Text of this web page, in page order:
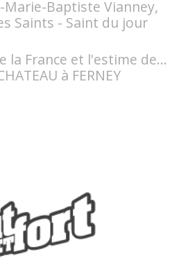
Marie-Baptiste Vianney,
Saints - Saint du jour
la France et l'estime de...
à FERNEY